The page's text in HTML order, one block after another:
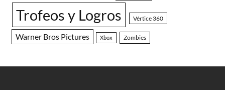
Trofeos y Logros Vértice 360
Warner Bros Pictures Xbox Zombies